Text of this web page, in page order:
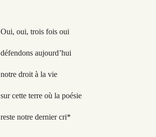
Oui, oui, trois fois oui
défendons aujourd’hui
notre droit à la vie
sur cette terre où la poésie
reste notre dernier cri*